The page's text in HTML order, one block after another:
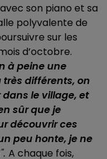
son piano et sa
polyvalente de
sur les
d’octobre.
à peine une
différents, on
le village, et
sûr que je
découvrir ces
peu honte, je ne
A chaque fois,